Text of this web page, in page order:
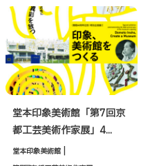
堂本印象美術館「第7回京
都工芸美術作家展」4...
堂本印象美術館 |